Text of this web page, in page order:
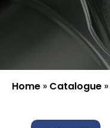
Home » Catalogue »